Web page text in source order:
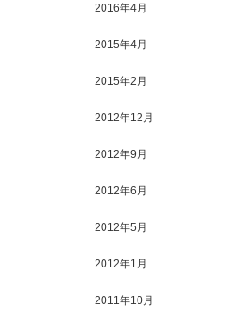
2016年4月
2015年4月
2015年2月
2012年12月
2012年9月
2012年6月
2012年5月
2012年1月
2011年10月